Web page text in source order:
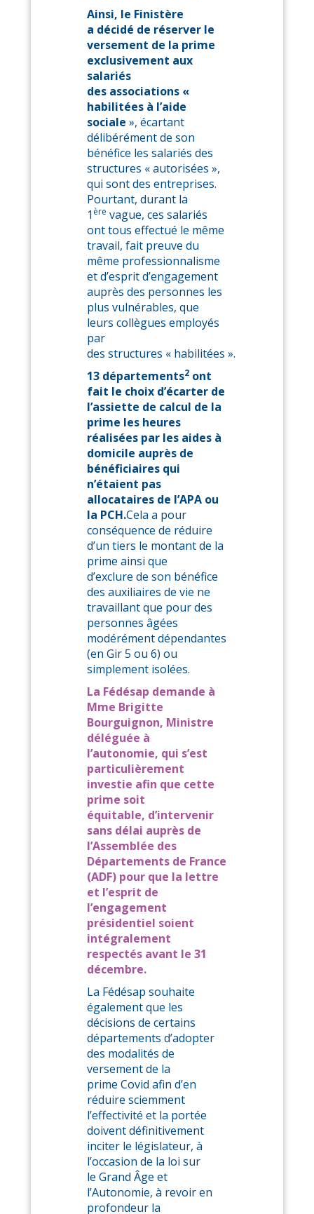
Ainsi, le Finistère
a décidé de réserver le
versement de la prime
exclusivement aux
salariés
des associations «
habilitées à l’aide
sociale », écartant
délibérément de son
bénéfice les salariés des
structures « autorisées »,
qui sont des entreprises.
Pourtant, durant la
1 ère vague, ces salariés
ont tous effectué le même
travail, fait preuve du
même professionnalisme
et d’esprit d’engagement
auprès des personnes les
plus vulnérables, que
leurs collègues employés
par
des structures « habilitées ».
13 départements2 ont
fait le choix d’écarter de
l’assiette de calcul de la
prime les heures
réalisées par les aides à
domicile auprès de
bénéficiaires qui
n’étaient pas
allocataires de l’APA ou
la PCH.Cela a pour
conséquence de réduire
d’un tiers le montant de la
prime ainsi que
d’exclure de son bénéfice
des auxiliaires de vie ne
travaillant que pour des
personnes âgées
modérément dépendantes
(en Gir 5 ou 6) ou
simplement isolées.
La Fédésap demande à
Mme Brigitte
Bourguignon, Ministre
déléguée à
l’autonomie, qui s’est
particulièrement
investie afin que cette
prime soit
équitable, d’intervenir
sans délai auprès de
l’Assemblée des
Départements de France
(ADF) pour que la lettre
et l’esprit de
l’engagement
présidentiel soient
intégralement
respectés avant le 31
décembre.
La Fédésap souhaite
également que les
décisions de certains
départements d’adopter
des modalités de
versement de la
prime Covid afin d’en
réduire sciemment
l’effectivité et la portée
doivent définitivement
inciter le législateur, à
l’occasion de la loi sur
le Grand Âge et
l’Autonomie, à revoir en
profondeur la